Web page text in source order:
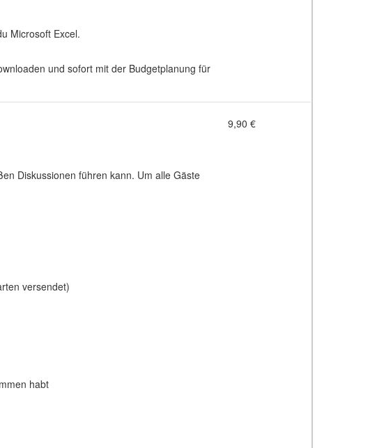
Microsoft Excel.
und sofort mit der Budgetplanung für
Diskussionen führen kann. Um alle Gäste
versendet)
habt
9,90 €